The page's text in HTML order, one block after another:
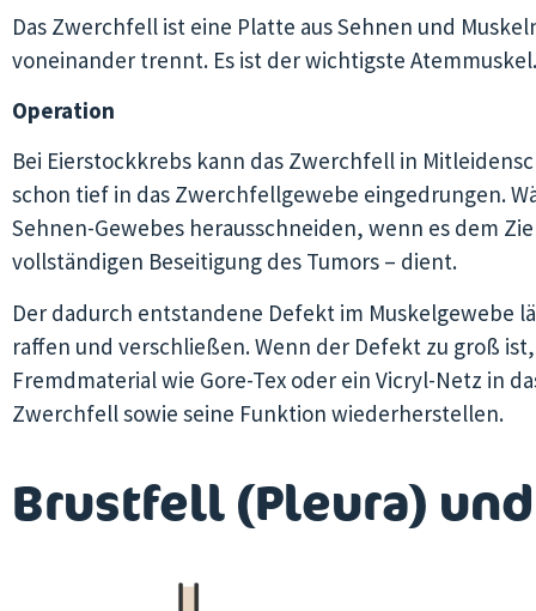
Das Zwerchfell ist eine Platte aus Sehnen und
voneinander trennt. Es ist der wichtigste
Operation
Bei Eierstockkrebs kann das Zwerchfell in
schon tief in das Zwerchfellgewebe eingedrungen.
Sehnen-Gewebes herausschneiden, wenn es dem
vollständigen Beseitigung des Tumors – dient.
Der dadurch entstandene Defekt im Muskelgewebe
raffen und verschließen. Wenn der Defekt zu groß
Fremdmaterial wie Gore-Tex oder ein Vicryl-Netz in
Zwerchfell sowie seine Funktion wiederherstellen.
Brustfell (Pleura)